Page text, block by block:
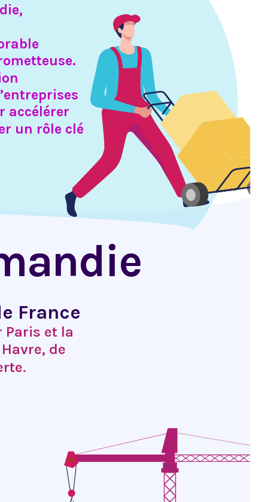
France
Paris et la
de
accélérer
un rôle clé